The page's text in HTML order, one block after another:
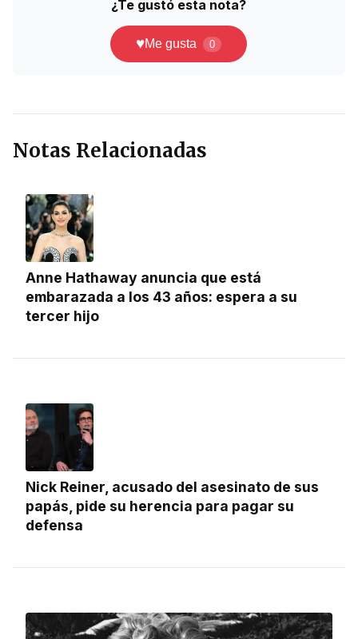
¿Te gustó esta nota?
♥Me gusta 0
Notas Relacionadas
Anne Hathaway anuncia que está
embarazada a los 43 años: espera a su
tercer hijo
Nick Reiner, acusado del asesinato de sus
papás, pide su herencia para pagar su
defensa